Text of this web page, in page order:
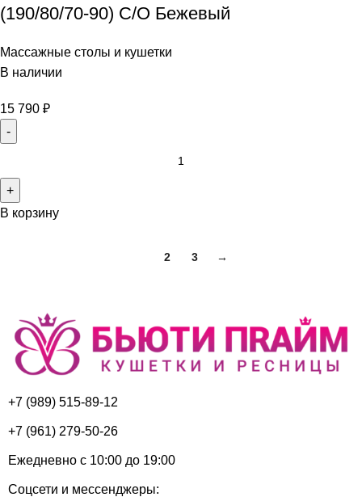
(190/80/70-90) С/О Бежевый
Массажные столы и кушетки
В наличии
15 790 ₽
В корзину
2 3 →
+7 (989) 515-89-12
+7 (961) 279-50-26
Ежедневно с 10:00 до 19:00
Соцсети и мессенджеры: